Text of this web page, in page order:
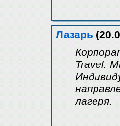
Лазарь
Travel.
лагеря.